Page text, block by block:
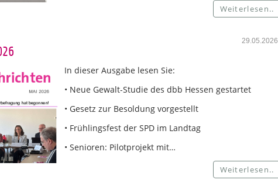
Weiterlesen..
29.05.2026
In dieser Ausgabe lesen Sie:
• Neue Gewalt-Studie des dbb Hessen gestartet
• Gesetz zur Besoldung vorgestellt
• Frühlingsfest der SPD im Landtag
• Senioren: Pilotprojekt mit…
Weiterlesen..